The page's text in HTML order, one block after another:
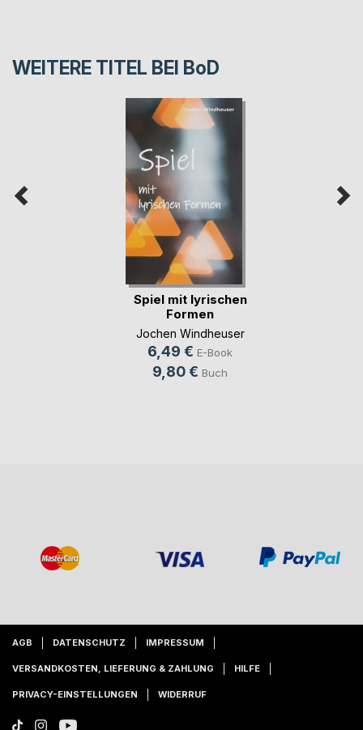
WEITERE TITEL BEI BoD
Spiel mit lyrischen
Formen
Jochen Windheuser
6,49 € E-Book
9,80 € Buch
AGB DATENSCHUTZ IMPRESSUM
VERSANDKOSTEN, LIEFERUNG & ZAHLUNG HILFE
PRIVACY-EINSTELLUNGEN WIDERRUF